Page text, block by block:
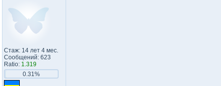
Стаж: 14 лет 4 мес.
Сообщений: 623
Ratio: 1.319
0.31%